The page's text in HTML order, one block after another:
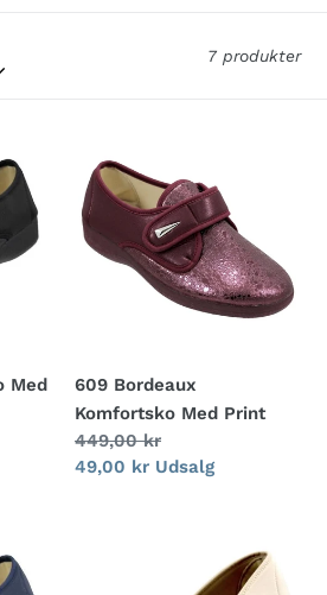
7 produkter
Med
Bordeaux
Komfortsko
Med
Print
609 Bordeaux
Komfortsko Med Print
Normalpris
449,00 kr
Udsalgspris
49,00 kr Udsalg